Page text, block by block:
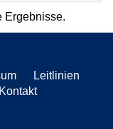
Ergebnisse.
Leitlinien
Kontakt